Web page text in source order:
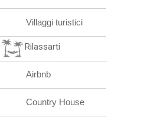
Villaggi turistici
Rilassarti
Airbnb
Country House